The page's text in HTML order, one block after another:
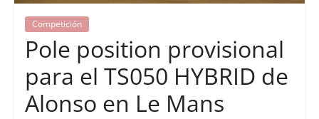
Competición
Pole position provisional
para el TS050 HYBRID de
Alonso en Le Mans